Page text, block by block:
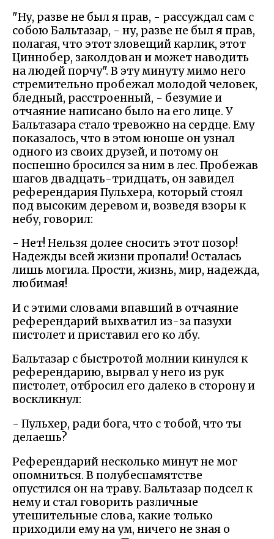
"Ну, разве не был я прав, - рассуждал сам с
собою Бальтазар, - ну, разве не был я прав,
полагая, что этот зловещий карлик, этот
Циннобер, заколдован и может наводить
на людей порчу". В эту минуту мимо него
стремительно пробежал молодой человек,
бледный, расстроенный, - безумие и
отчаяние написано было на его лице. У
Бальтазара стало тревожно на сердце. Ему
показалось, что в этом юноше он узнал
одного из своих друзей, и потому он
поспешно бросился за ним в лес. Пробежав
шагов двадцать-тридцать, он завидел
референдария Пульхера, который стоял
под высоким деревом и, возведя взоры к
небу, говорил:
- Нет! Нельзя долее сносить этот позор!
Надежды всей жизни пропали! Осталась
лишь могила. Прости, жизнь, мир, надежда,
любимая!
И с этими словами впавший в отчаяние
референдарий выхватил из-за пазухи
пистолет и приставил его ко лбу.
Бальтазар с быстротой молнии кинулся к
референдарию, вырвал у него из рук
пистолет, отбросил его далеко в сторону и
воскликнул:
- Пульхер, ради бога, что с тобой, что ты
делаешь?
Референдарий несколько минут не мог
опомниться. В полубеспамятстве
опустился он на траву. Бальтазар подсел к
нему и стал говорить различные
утешительные слова, какие только
приходили ему на ум, ничего не зная о